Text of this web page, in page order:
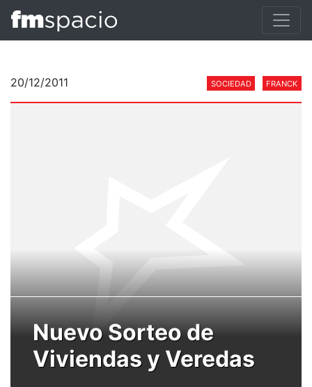
20/12/2011 SOCIEDAD FRANCK
Nuevo Sorteo de
Viviendas y Veredas